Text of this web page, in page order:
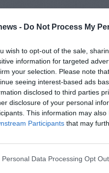
- Do Not Process My
wish to opt-out of the sale,
information for targeted
your selection. Please note
seeing interest-based ads
disclosed to third parties
disclosure of your personal
This information may
Participants that may
Personal Data Processing Opt